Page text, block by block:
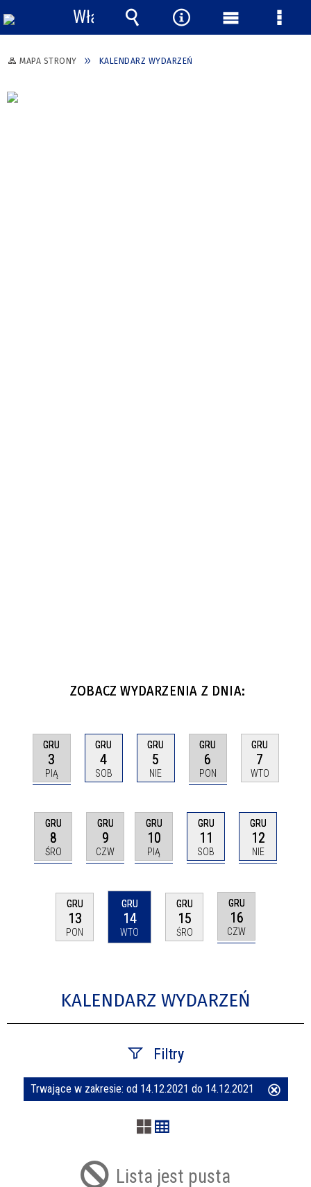
MAPA STRONY KALENDARZ WYDARZEŃ
ZOBACZ WYDARZENIA Z DNIA:
GRU
3
PIĄ
GRU
4
SOB
GRU
5
NIE
GRU
6
PON
GRU
7
WTO
GRU
8
ŚRO
GRU
9
CZW
GRU
10
PIĄ
GRU
11
SOB
GRU
12
NIE
GRU
13
PON
GRU
14
WTO
GRU
15
ŚRO
GRU
16
CZW
KALENDARZ WYDARZEŃ
Filtry
Szukana fraza
Trwające w zakresie: od 14.12.2021 do 14.12.2021
Lista jest pusta
Włącz
powiadomienia
Wyszukiwarka
Narzędzia
Menu Menu